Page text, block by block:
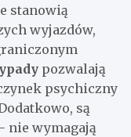
stanowią
wyjazdów,
pozwalają
psychiczny
są
nie wymagają